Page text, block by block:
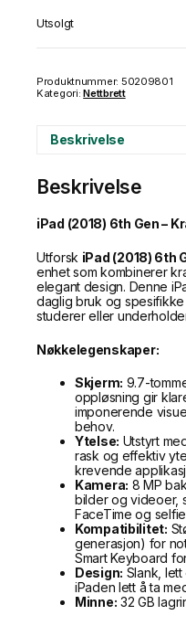
Utsolgt
Produktnummer: 50209801
Kategori:Nettbrett
Beskrivelse
Beskrivelse
iPad (2018) 6th Gen –
Utforsk iPad (2018) 6th
enhet som kombinerer
elegant design. Denne
daglig bruk og
studerer eller
Nøkkelegenskaper:
Skjerm: 9.7-
oppløsning gir
imponerende
behov.
Ytelse: Utstyrt
rask og effektiv
krevende
Kamera: 8 MP
bilder og videoer,
FaceTime og
Kompatibilitet:
generasjon) for
Smart Keyboard
Design: Slank,
iPaden lett å ta
Minne: 32 GB